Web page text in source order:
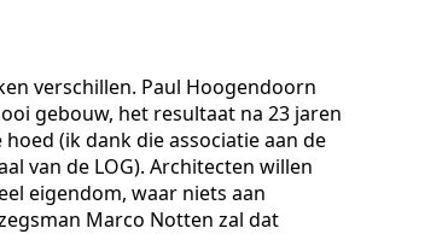
verschillen. Paul Hoogendoorn
gebouw, het resultaat na 23 jaren
(ik dank die associatie aan de
van de LOG). Architecten willen
eigendom, waar niets aan
Marco Notten zal dat